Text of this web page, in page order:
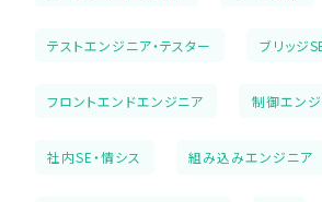
テストエンジニア・テスター ブリッジ
フロントエンドエンジニア 制御エン
社内SE・情シス 組み込みエンジニア